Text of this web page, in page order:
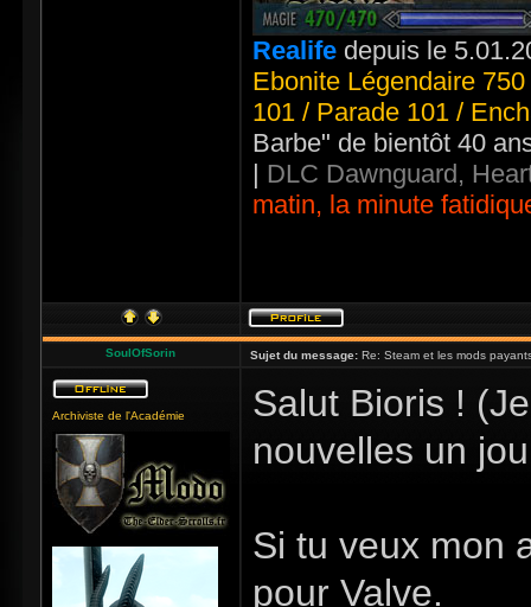
Realife depuis le
Ebonite Légendaire
101 / Parade 101 /
Barbe" de bientôt 40
| DLC Dawnguard,
matin, la minute
SoulOfSorin Sujet du message: Re: Steam et les mods
Archiviste de l'Académie
Salut Bioris !
nouvelles un
Si tu veux mon
pour Valve.